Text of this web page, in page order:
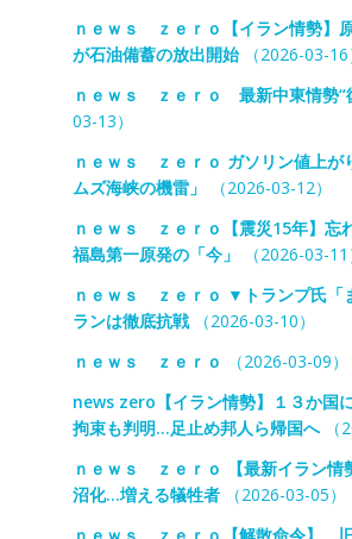
ｎｅｗｓ ｚｅｒｏ【イラン情勢】
が石油備蓄の放出開始（2026-03-16
ｎｅｗｓ ｚｅｒｏ 最新中東情勢“
03-13）
ｎｅｗｓ ｚｅｒｏ ガソリン値上が
ムズ海峡の機雷」
（2026-03-12）
ｎｅｗｓ ｚｅｒｏ【震災15年】忘
福島第一原発の「今」
（2026-03-11
ｎｅｗｓ ｚｅｒｏ ▼トランプ氏「
ランは徹底抗戦（2026-03-10）
ｎｅｗｓ ｚｅｒｏ
（2026-03-09）
news zero【イラン情勢】１３か国
拘束も判明…足止め邦人ら帰国へ（
ｎｅｗｓ ｚｅｒｏ 【最新イラン情
沼化…増える犠牲者（2026-03-05）